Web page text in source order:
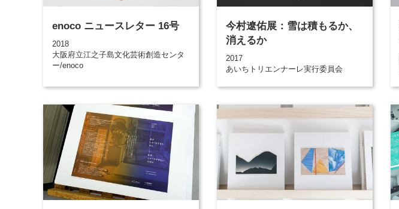
enoco ニュースレター 16号
2018
大阪府立江之子島文化芸術創造センタ
ー/enoco
今村遼佑展：雪は積もるか、
消えるか
2017
あいちトリエンナーレ実行委員会